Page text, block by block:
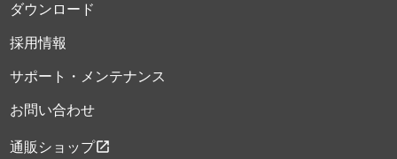
ダウンロード
採用情報
サポート・メンテナンス
お問い合わせ
通販ショップopen_in_new